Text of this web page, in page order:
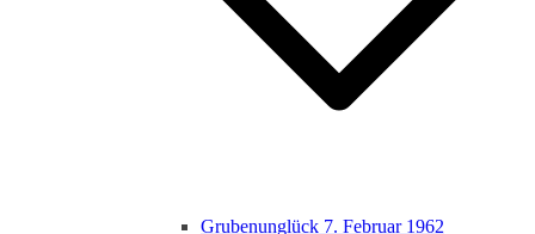
Grubenunglück 7. Februar 1962